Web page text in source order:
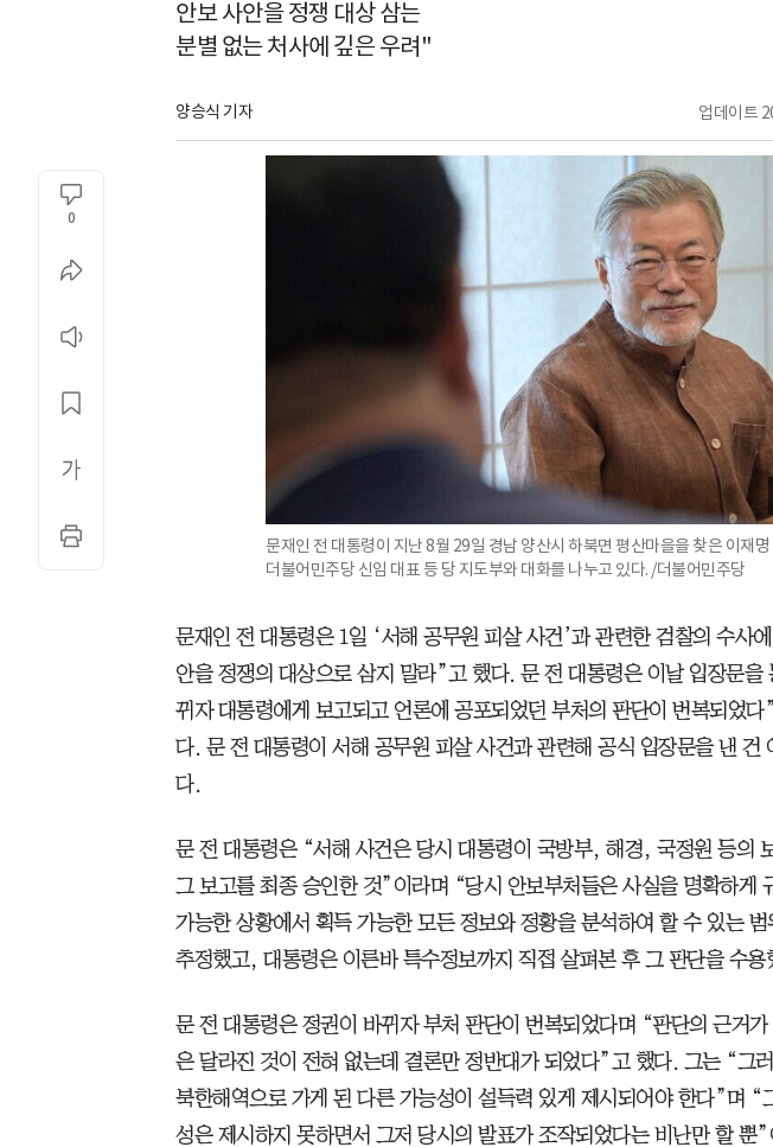
안보 사안을 정쟁 대상 삼는
분별 없는 처사에 깊은 우려"
양승식 기자 업데이트
0
문재인 전 대통령이 지난 8월 29일 경남 양산시 하북면 평산마을을 찾은 이재명
더불어민주당 신임 대표 등 당 지도부와 대화를 나누고 있다. /더불어민주당
문재인 전 대통령은 1일 ‘서해 공무원 피살 사건’과 관련한 검찰의 수사
안을 정쟁의 대상으로 삼지 말라”고 했다. 문 전 대통령은 이날 입장문을
뀌자 대통령에게 보고되고 언론에 공포되었던 부처의 판단이 번복되었다
다. 문 전 대통령이 서해 공무원 피살 사건과 관련해 공식 입장문을 낸 건
다.
문 전 대통령은 “서해 사건은 당시 대통령이 국방부, 해경, 국정원 등의
그 보고를 최종 승인한 것”이라며 “당시 안보부처들은 사실을 명확하게
가능한 상황에서 획득 가능한 모든 정보와 정황을 분석하여 할 수 있는 범
추정했고, 대통령은 이른바 특수정보까지 직접 살펴본 후 그 판단을 수용
문 전 대통령은 정권이 바뀌자 부처 판단이 번복되었다며 “판단의 근거
은 달라진 것이 전혀 없는데 결론만 정반대가 되었다”고 했다. 그는 “그
북한해역으로 가게 된 다른 가능성이 설득력 있게 제시되어야 한다”며 “
성은 제시하지 못하면서 그저 당시의 발표가 조작되었다는 비난만 할 뿐